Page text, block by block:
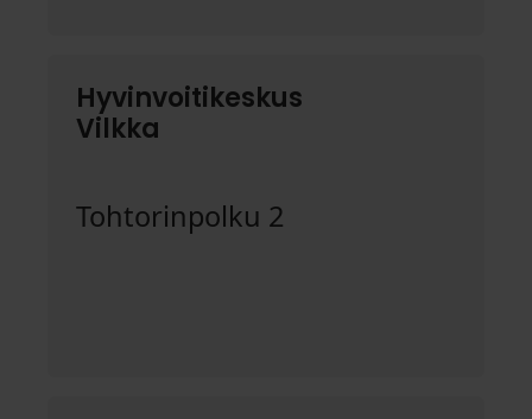
Hyvinvoitikeskus
Vilkka
Tohtorinpolku 2